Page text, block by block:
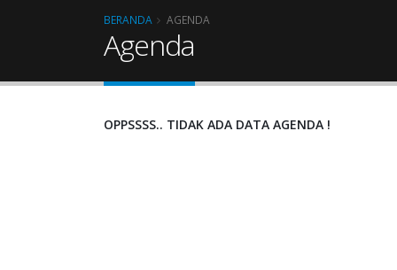
BERANDA AGENDA
Agenda
OPPSSSS.. TIDAK ADA DATA AGENDA !